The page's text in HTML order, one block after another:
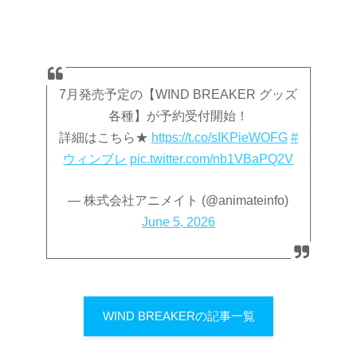
7月発売予定の【WIND BREAKER グッズ
各種】が予約受付開始！
詳細はこちら★ https://t.co/sIKPieWOFG #
ウィンブレ pic.twitter.com/nb1VBaPQ2V
— 株式会社アニメイト (@animateinfo)
June 5, 2026
WIND BREAKERの記事一覧